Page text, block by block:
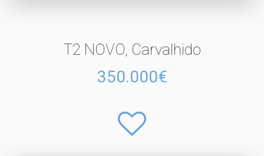
T2 NOVO, Carvalhido
350.000€